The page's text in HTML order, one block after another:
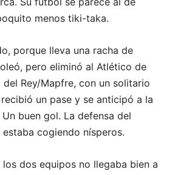
menos tiki-taka.
porque lleva una racha de
pero eliminó al Atlético de
Rey/Mapfre, con un solitario
un pase y se anticipó a la
buen gol. La defensa del
cogiendo nísperos.
dos equipos no llegaba bien a